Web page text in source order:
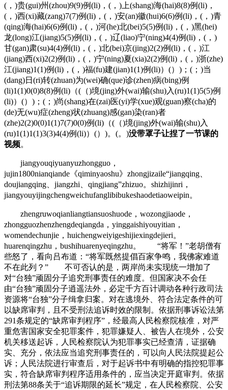
(，)贵(gui)州(zhou)9(9)例(li)，(，)上(shang)海(hai)8(8)例(li)，
(，)西(xi)藏(zang)7(7)例(li)，(，)安(an)徽(hui)6(6)例(li)，(，)青
(qing)海(hai)6(6)例(li)，(，)河(he)北(bei)5(5)例(li)，(，)黑(hei)
龙(long)江(jiang)5(5)例(li)，(，)辽(liao)宁(ning)4(4)例(li)，(，)
甘(gan)肃(su)4(4)例(li)，(，)北(bei)京(jing)2(2)例(li)，(，)江
(jiang)西(xi)2(2)例(li)，(，)宁(ning)夏(xia)2(2)例(li)，(，)浙(zhe)
江(jiang)1(1)例(li)，(，)福(fu)建(jian)1(1)例(li)）(）)；(；)当
(dang)日(ri)转(zhuan)为(wei)确(que)诊(zhen)病(bing)例
(li)1(1)0(0)8(8)例(li)（(（)境(jing)外(wai)输(shu)入(ru)1(1)5(5)例
(li)）(）)；(；)尚(shang)在(zai)医(yi)学(xue)观(guan)察(cha)的
(de)无(wu)症(zheng)状(zhuang)感(gan)染(ran)者
(zhe)2(2)0(0)1(1)7(7)0(0)例(li)（(（)境(jing)外(wai)输(shu)入
(ru)1(1)1(1)3(3)4(4)例(li)）(）)。(。)没带罩子让捏了一节课的
视频。
jiangyouqiyuanyuzhongguo，
jujin1800nianqiande《qiminyaoshu》zhongjizaile“jiangqing、
doujiangqing、jiangzhi、qingjiang”zhizuo。shizhijinri，
jiangyouyijingchengweichufanglibibukeshaodetiaoweipin。
zhengruwoqianliangtiansuoshuode，wozongjiaode，
zhongguozhenzhengdeqiangda，yinggaishiyouyitian，
womendechunjie，huichengweiyigeshijiexingdejieri。
huarenqingzhu，bushihuarenyeqingzhu。 “将军！”老胡僧有
些怒了，看向吕布道：“将军既然提倡百家争鸣，我佛家难道
不在此列？” 不可否认的是，两岸尚未实现统一增加了
对“台独”顽固分子追究刑事责任的难度。但国家决不会任
由“台独”顽固分子逍遥法外，必定千方百计调动各种行政司法
资源将“台独”分子缉拿归案。对在逃境外、符合法定条件的可
以缺席审判，且不受刑法追诉时效的限制。依据刑事诉讼法第
291条规定的“缺席审判程序”，经最高人民检察院核准，对严
重危害国家安全犯罪案件，犯罪嫌疑人、被告人在境外，公安
机关移送起诉，人民检察院认为犯罪事实已经查清，证据确
实、充分，依法应当追究刑事责任的，可以向人民法院提起公
诉；人民法院进行审查后，对于起诉书中有明确的指控犯罪事
实，符合缺席审判程序适用条件的，应当决定开庭审判。依据
刑法第88条关于“追诉期限的延长”规定，在人民检察院、公安